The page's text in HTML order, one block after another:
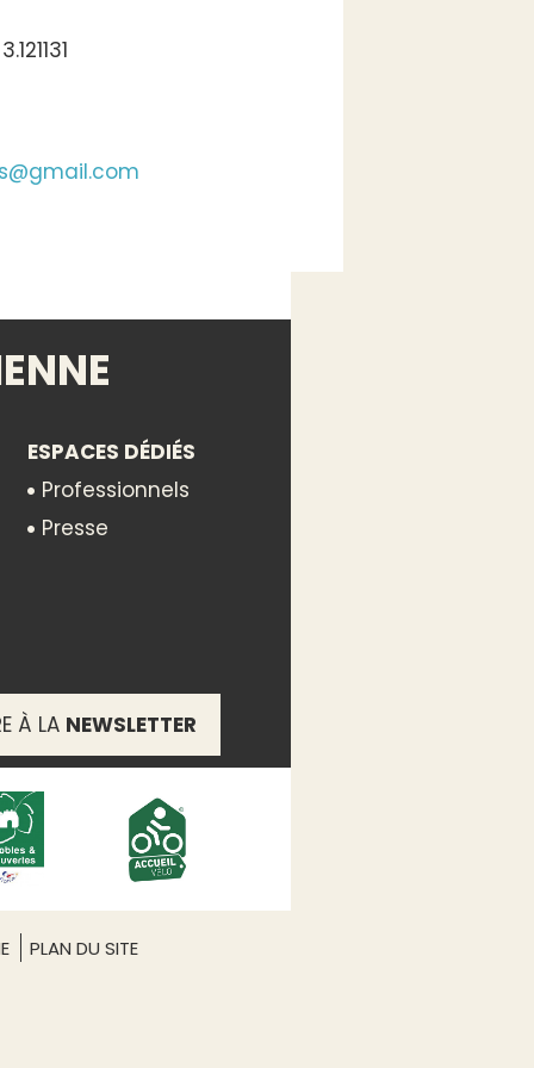
ESPACES DÉDIÉS
Professionnels
Presse
À LA NEWSLETTER
PLAN DU SITE